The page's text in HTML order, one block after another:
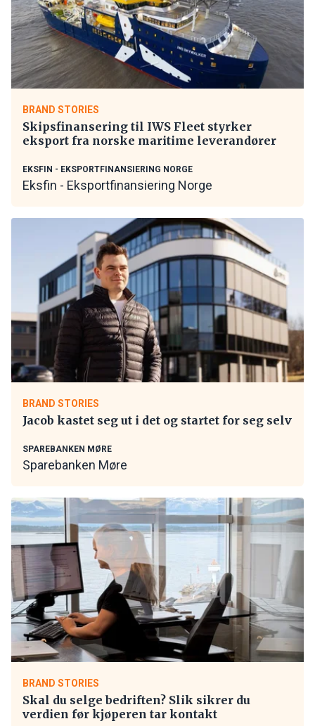
BRAND STORIES
Skipsfinansering til IWS Fleet styrker
eksport fra norske maritime leverandører
EKSFIN - EKSPORTFINANSIERING NORGE
Eksfin - Eksportfinansiering Norge
BRAND STORIES
Jacob kastet seg ut i det og startet for seg selv
SPAREBANKEN MØRE
Sparebanken Møre
BRAND STORIES
Skal du selge bedriften? Slik sikrer du
verdien før kjøperen tar kontakt